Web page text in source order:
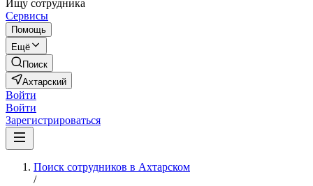
Ищу сотрудника
Сервисы
Помощь
Ещё
Поиск
Ахтарский
Войти
Войти
Зарегистрироваться
Поиск сотрудников в Ахтарском
/